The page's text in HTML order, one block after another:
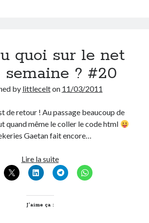
quoi sur le net
semaine ? #20
by littlecelton 11/03/2011
de retour ! Au passage beaucoup de
quand même le coller le code html
Gaetan fait encore…
Lire la suiteT’as
vu
quoi
J’aime ça :